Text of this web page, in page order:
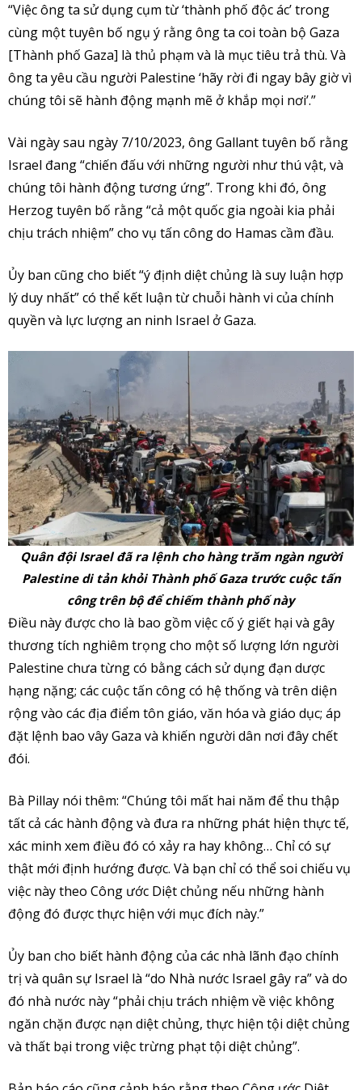
“Việc ông ta sử dụng cụm từ ‘thành phố độc ác’ trong
cùng một tuyên bố ngụ ý rằng ông ta coi toàn bộ Gaza
[Thành phố Gaza] là thủ phạm và là mục tiêu trả thù. Và
ông ta yêu cầu người Palestine ‘hãy rời đi ngay bây giờ vì
chúng tôi sẽ hành động mạnh mẽ ở khắp mọi nơi’.”
Vài ngày sau ngày 7/10/2023, ông Gallant tuyên bố rằng
Israel đang “chiến đấu với những người như thú vật, và
chúng tôi hành động tương ứng”. Trong khi đó, ông
Herzog tuyên bố rằng “cả một quốc gia ngoài kia phải
chịu trách nhiệm” cho vụ tấn công do Hamas cầm đầu.
Ủy ban cũng cho biết “ý định diệt chủng là suy luận hợp
lý duy nhất” có thể kết luận từ chuỗi hành vi của chính
quyền và lực lượng an ninh Israel ở Gaza.
Quân đội Israel đã ra lệnh cho hàng trăm ngàn người
Palestine di tản khỏi Thành phố Gaza trước cuộc tấn
công trên bộ để chiếm thành phố này
Điều này được cho là bao gồm việc cố ý giết hại và gây
thương tích nghiêm trọng cho một số lượng lớn người
Palestine chưa từng có bằng cách sử dụng đạn dược
hạng nặng; các cuộc tấn công có hệ thống và trên diện
rộng vào các địa điểm tôn giáo, văn hóa và giáo dục; áp
đặt lệnh bao vây Gaza và khiến người dân nơi đây chết
đói.
Bà Pillay nói thêm: “Chúng tôi mất hai năm để thu thập
tất cả các hành động và đưa ra những phát hiện thực tế,
xác minh xem điều đó có xảy ra hay không… Chỉ có sự
thật mới định hướng được. Và bạn chỉ có thể soi chiếu vụ
việc này theo Công ước Diệt chủng nếu những hành
động đó được thực hiện với mục đích này.”
Ủy ban cho biết hành động của các nhà lãnh đạo chính
trị và quân sự Israel là “do Nhà nước Israel gây ra” và do
đó nhà nước này “phải chịu trách nhiệm về việc không
ngăn chặn được nạn diệt chủng, thực hiện tội diệt chủng
và thất bại trong việc trừng phạt tội diệt chủng”.